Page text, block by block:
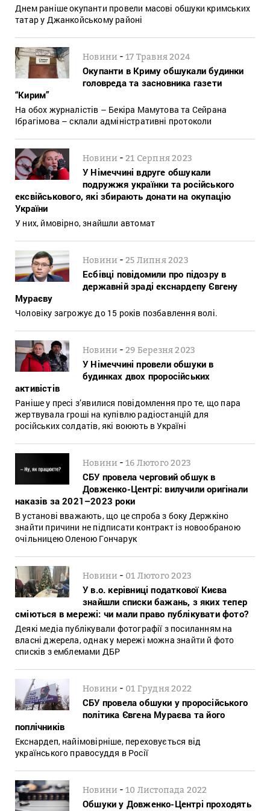
Днем раніше окупанти провели масові обшуки кримських
татар у Джанкойському районі
Новини -17 Травня 2024
Окупанти в Криму обшукали будинки
головреда та засновника газети
“Кирим”
На обох журналістів – Бекіра Мамутова та Сейрана
Ібрагімова – склали адміністративні протоколи
Новини -21 Серпня 2023
У Німеччині вдруге обшукали
подружжя українки та російського
ексвійськового, які збирають донати на окупацію
України
У них, ймовірно, знайшли автомат
Новини -25 Липня 2023
Есбівці повідомили про підозру в
державній зраді екснардепу Євгену
Мураєву
Чоловіку загрожує до 15 років позбавлення волі.
Новини -29 Березня 2023
У Німеччині провели обшуки в
будинках двох проросійських
активістів
Раніше у пресі з’явилися повідомлення про те, що пара
жертвувала гроші на купівлю радіостанцій для
російських солдатів, які воюють в Україні
Новини -16 Лютого 2023
СБУ провела черговий обшук в
Довженко-Центрі: вилучили оригінали
наказів за 2021–2023 роки
В установі вважають, що це спроба з боку Держкіно
знайти причини не підписати контракт із новообраною
очільницею Оленою Гончарук
Новини - 01 Лютого 2023
У в.о. керівниці податкової Києва
знайшли списки бажань, з яких тепер
сміються в мережі: чи мали право публікувати фото?
Деякі медіа публікували фотографії з посиланням на
власні джерела, однак у мережі можна знайти й фото
списків з емблемами ДБР
Новини - 01 Грудня 2022
СБУ провела обшуки у проросійського
політика Євгена Мураєва та його
поплічників
Екснардеп, найімовірніше, переховується від
українського правосуддя в Росії
Новини -10 Листопада 2022
Обшуки у Довженко-Центрі проходять